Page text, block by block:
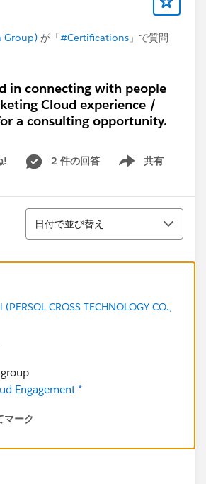
Group) が「#Certifications 」で質問
in connecting with people
Cloud experience /
a consulting opportunity.
! 2 件の回答 共有
Show menu
並び替え
日付で並び替え
CROSS TECHNOLOGY CO.,
Engagement *
マーク